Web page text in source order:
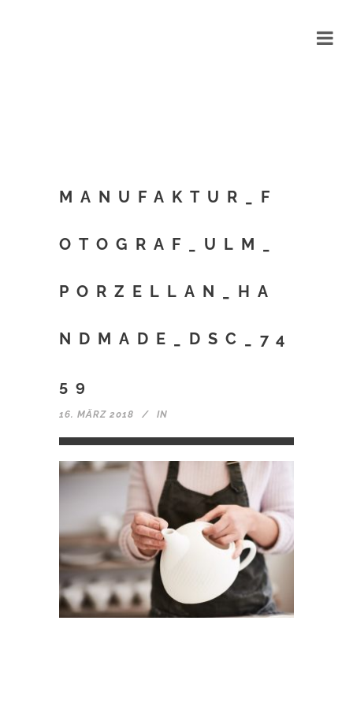
MANUFAKTUR_F
OTOGRAF_ULM_
PORZELLAN_HA
NDMADE_DSC_74
59
16. MÄRZ 2018 IN